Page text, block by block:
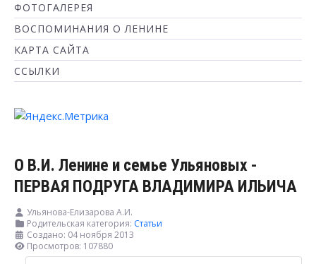
ФОТОГАЛЕРЕЯ
ВОСПОМИНАНИЯ О ЛЕНИНЕ
КАРТА САЙТА
ССЫЛКИ
О В.И. Ленине и семье Ульяновых -
ПЕРВАЯ ПОДРУГА ВЛАДИМИРА ИЛЬИЧА
Ульянова-Елизарова А.И.
Родительская категория: Статьи
Создано: 04 ноября 2013
Просмотров: 107880